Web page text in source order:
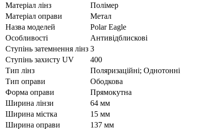
Матеріал лінз
Полімер
Матеріал оправи
Метал
Назва моделей
Polar Eagle
Особливості
Антивідблискові
Ступінь затемнення лінз 3
Ступінь захисту UV
400
Тип лінз
Поляризаційні; Однотонні
Тип оправи
Ободкова
Форма оправи
Прямокутна
Ширина лінзи
64 мм
Ширина містка
15 мм
Ширина оправи
137 мм